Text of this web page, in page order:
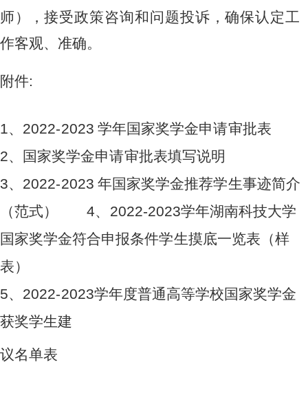
师），接受政策咨询和问题投诉 ， 确保认定工
作客观、准确。
附件:
1、 2022-2023学年国家奖学金申请审批表
2、 国家奖学金申请审批表填写说明
3、 2022-2023年国家奖学金推荐学生事迹简介
（范式） 4、 2022-2023学年湖南科技大学
国家奖学金符合申报条件学生摸底一览表 （样
表）
5、 2022-2023学年度普通高等学校国家奖学金
获奖学生建
议名单表